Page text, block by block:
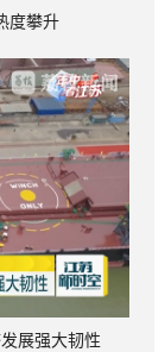
度攀升
展强大韧性